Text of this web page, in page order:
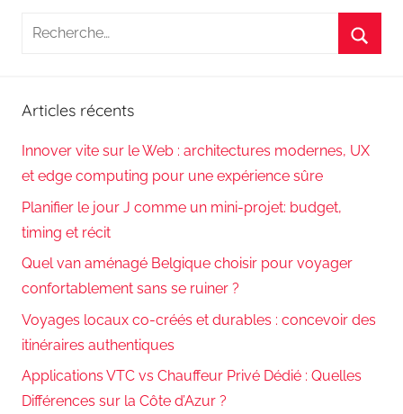
Recherche
Articles récents
Innover vite sur le Web : architectures modernes, UX
et edge computing pour une expérience sûre
Planifier le jour J comme un mini-projet: budget,
timing et récit
Quel van aménagé Belgique choisir pour voyager
confortablement sans se ruiner ?
Voyages locaux co-créés et durables : concevoir des
itinéraires authentiques
Applications VTC vs Chauffeur Privé Dédié : Quelles
Différences sur la Côte d’Azur ?